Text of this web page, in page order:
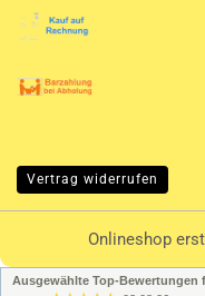
Vertrag widerrufen
Onlineshop
Ausgewählte Top-Bewertungen